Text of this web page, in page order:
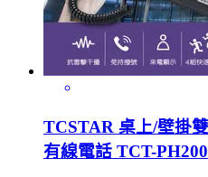
TCSTAR 桌上/壁掛
有線電話 TCT-